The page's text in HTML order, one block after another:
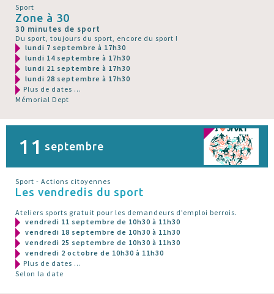
Sport
Zone à 30
30 minutes de sport
Du sport, toujours du sport, encore du sport !
lundi 7 septembre à 17h30
lundi 14 septembre à 17h30
lundi 21 septembre à 17h30
lundi 28 septembre à 17h30
Plus de dates ...
Mémorial Dept
11 septembre
Sport - Actions citoyennes
Les vendredis du sport
Ateliers sports gratuit pour les demandeurs d’emploi berrois.
vendredi 11 septembre de 10h30 à 11h30
vendredi 18 septembre de 10h30 à 11h30
vendredi 25 septembre de 10h30 à 11h30
vendredi 2 octobre de 10h30 à 11h30
Plus de dates ...
Selon la date